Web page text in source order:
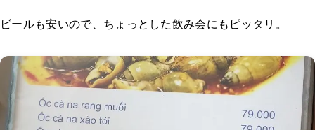
ビールも安いので、ちょっとした飲み会にもピッタリ。